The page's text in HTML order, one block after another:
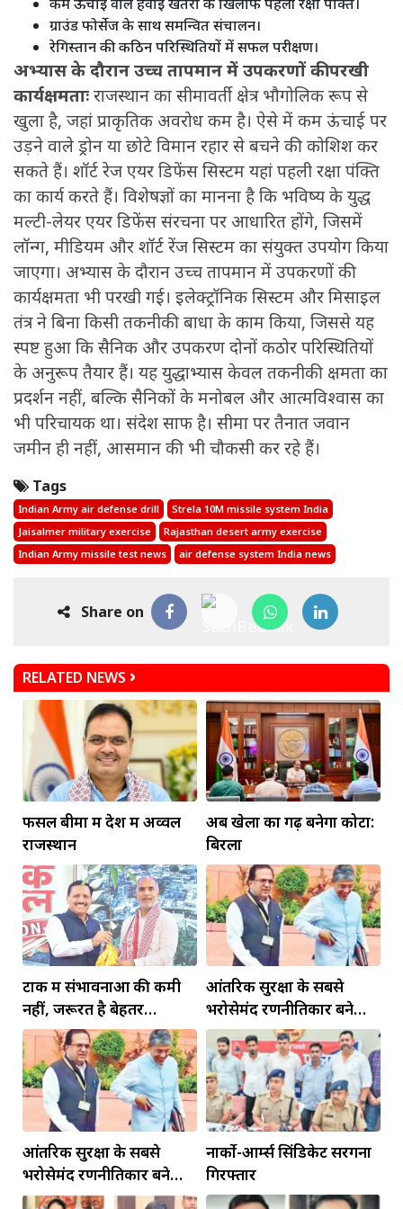
ग्राउंड फोर्सेज के साथ समन्वित संचालन।
रेगिस्तान की कठिन परिस्थितियों में सफल परीक्षण।
अभ्यास के दौरान उच्च तापमान में उपकरणों की परखी
कार्यक्षमताःराजस्थान का सीमावर्ती क्षेत्र भौगोलिक रूप से
खुला है, जहां प्राकृतिक अवरोध कम है। ऐसे में कम ऊंचाई पर
उड़ने वाले ड्रोन या छोटे विमान रहार से बचने की कोशिश कर
सकते हैं। शॉर्ट रेज एयर डिफेंस सिस्टम यहां पहली रक्षा पंक्ति
का कार्य करते हैं। विशेषज्ञों का मानना है कि भविष्य के युद्ध
मल्टी-लेयर एयर डिफेंस संरचना पर आधारित होंगे, जिसमें
लॉन्ग, मीडियम और शॉर्ट रेंज सिस्टम का संयुक्त उपयोग किया
जाएगा। अभ्यास के दौरान उच्च तापमान में उपकरणों की
कार्यक्षमता भी परखी गई। इलेक्ट्रॉनिक सिस्टम और मिसाइल
तंत्र ने बिना किसी तकनीकी बाधा के काम किया, जिससे यह
स्पष्ट हुआ कि सैनिक और उपकरण दोनों कठोर परिस्थितियों
के अनुरूप तैयार हैं। यह युद्धाभ्यास केवल तकनीकी क्षमता का
प्रदर्शन नहीं, बल्कि सैनिकों के मनोबल और आत्मविश्वास का
भी परिचायक था। संदेश साफ है। सीमा पर तैनात जवान
जमीन ही नहीं, आसमान की भी चौकसी कर रहे हैं।
Tags
Indian Army air defense drill
Strela 10M missile system India
Jaisalmer military exercise
Rajasthan desert army exercise
Indian Army missile test news
air defense system India news
Share on
RELATED NEWS
फसल बीमा में देश में अव्वल
राजस्थान
अब खेलों का गढ़ बनेगा कोटा:
बिरला
टोंक में संभावनाओं की कमी
नहीं, जरूरत है बेहतर
इंफ्रास्ट्रक्चर की
आंतरिक सुरक्षा के सबसे
भरोसेमंद रणनीतिकार बने
रहेंगे गोविंद मोहन
आंतरिक सुरक्षा के सबसे
भरोसेमंद रणनीतिकार बने
रहेंगे गोविंद मोहन
नार्को-आर्म्स सिंडिकेट सरगना
गिरफ्तार